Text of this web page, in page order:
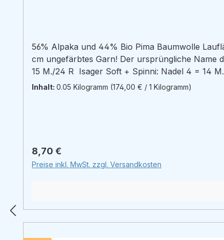
56% Alpaka und 44% Bio Pima Baumwolle
cm ungefärbtes Garn! Der ursprüngliche Name dieses
15 M./24 R Isager Soft + Spinni: Nadel 4 = 14 M./22 R Isager Soft + Merilin:
mit Silk Mohair und einem weiteren Garn
Inhalt: 0.05 Kilogramm (174,00 € / 1 Kilogramm)
Regulärer Preis:
8,70 €
Preise inkl. MwSt. zzgl. Versandkosten